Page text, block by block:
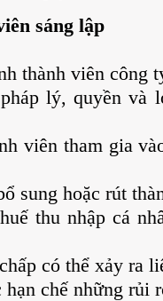
sáng lập
thành viên công
lý, quyền và
viên tham gia
sung hoặc rút
thu nhập cá
có thể xảy ra
chế những rủi